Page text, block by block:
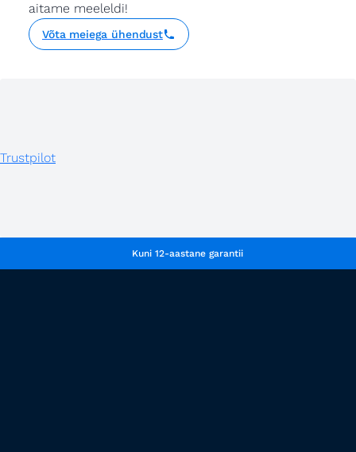
aitame meeleldi!
Võta meiega ühendust
Trustpilot
Kuni 12-aastane garantii